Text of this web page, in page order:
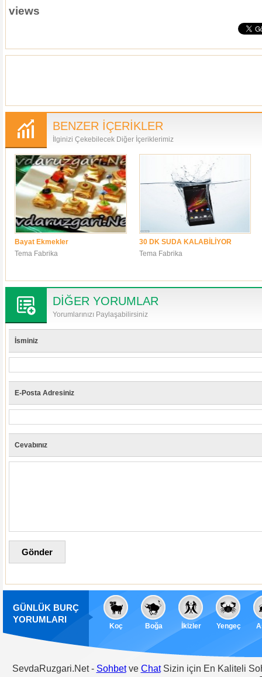
views
BENZER İÇERİKLER
İlginizi Çekebilecek Diğer İçeriklerimiz
Bayat Ekmekler
Tema Fabrika
30 DK SUDA KALABİLİYOR
Tema Fabrika
DİĞER YORUMLAR
Yorumlarınızı Paylaşabilirsiniz
İsminiz
E-Posta Adresiniz
Cevabınız
GÜNLÜK BURÇ
YORUMLARI
Koç Boğa İkizler Yengeç
SevdaRuzgari.Net - Sohbetve ChatSizin için En Kaliteli